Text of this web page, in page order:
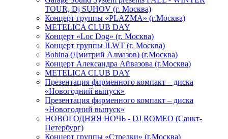
TOUR, Dj SUHOV (г. Москва)
Концерт группы «PLAZMA» (г.Москва)
METELICA CLUB DAY
Концерт «Loc Dog» (г. Москва)
Концерт группы ILWT (г. Москва)
Bobina (Дмитрий Алмазов) (г.Москва)
Концерт Александра Айвазова (г.Москва)
METELICA CLUB DAY
Презентация фирменного компакт – диска
«Новогодний выпуск»
Презентация фирменного компакт – диска
«Новогодний выпуск»
НОВОГОДНЯЯ НОЧЬ - DJ ROMEO (Санкт-
Петербург)
Концерт группы «Стрелки» (г.Москва)